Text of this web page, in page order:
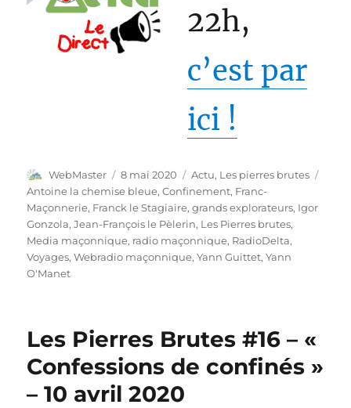
22h,
c’est par
ici !
Auteur
WebMaster
Publié
le
8 mai 2020 Catégories
Actu, Les pierres brutes
Antoine la chemise bleue,Confinement, Franc-
Maçonnerie, Franck le Stagiaire,grands explorateurs, Igor
Gonzola,Jean-François le Pèlerin, Les Pierres brutes,
Media maçonnique, radio maçonnique, RadioDelta,
Voyages,Webradio maçonnique,Yann Guittet,Yann
O'Manet
Les Pierres Brutes #16 – «
Confessions de confinés »
– 10 avril 2020